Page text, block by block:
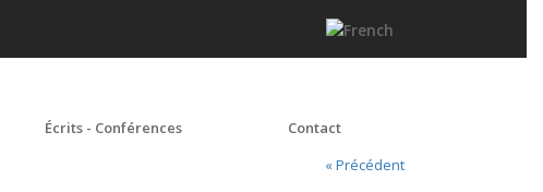
Écrits - Conférences Contact
« Précédent